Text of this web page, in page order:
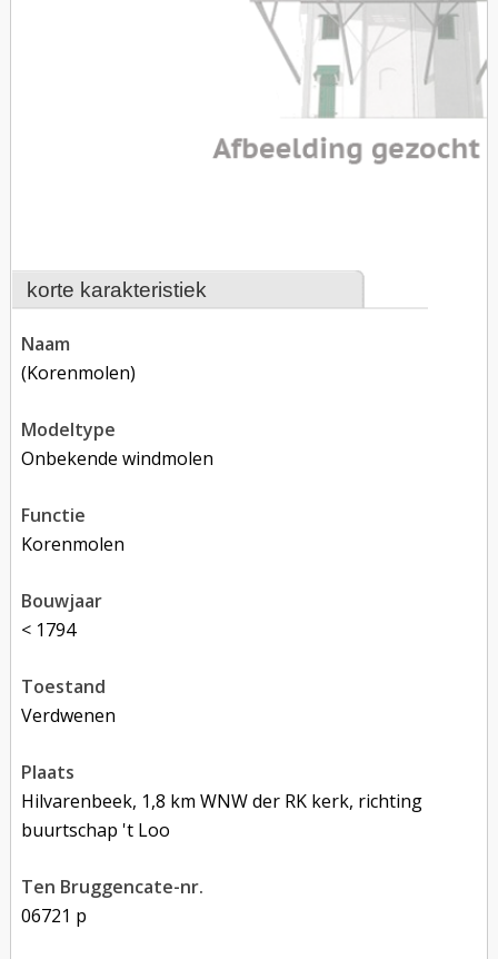
korte karakteristiek
naam
(korenmolen)
modeltype
Onbekende windmolen
functie
korenmolen
bouwjaar
< 1794
toestand
verdwenen
plaats
Hilvarenbeek, 1,8 km WNW der RK kerk, richting
buurtschap 't Loo
Ten Bruggencate-nr.
06721 p